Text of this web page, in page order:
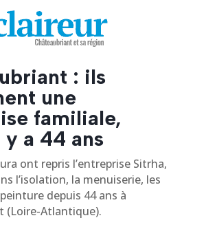
: ils
une
familiale,
a 44 ans
ont repris l’entreprise Sitrha,
l’isolation, la menuiserie, les
depuis 44 ans à
(Loire-Atlantique).